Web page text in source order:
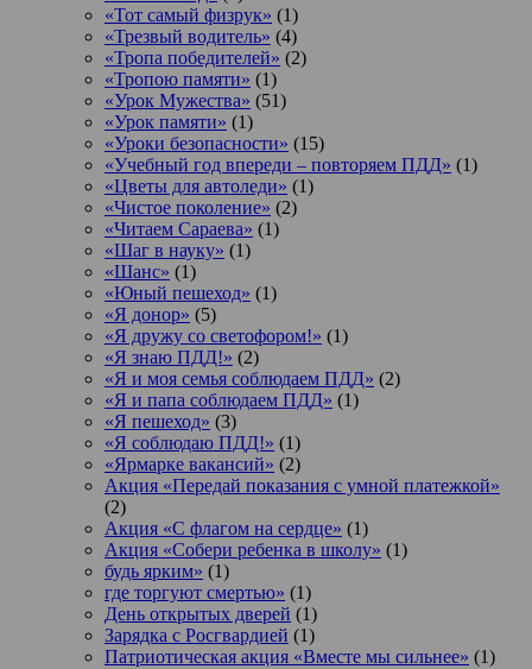
«Тот самый физрук» (1)
«Трезвый водитель» (4)
«Тропа победителей» (2)
«Тропою памяти» (1)
«Урок Мужества» (51)
«Урок памяти» (1)
«Уроки безопасности» (15)
«Учебный год впереди – повторяем ПДД» (1)
«Цветы для автоледи» (1)
«Чистое поколение» (2)
«Читаем Сараева» (1)
«Шаг в науку» (1)
«Шанс» (1)
«Юный пешеход» (1)
«Я донор» (5)
«Я дружу со светофором!» (1)
«Я знаю ПДД!» (2)
«Я и моя семья соблюдаем ПДД» (2)
«Я и папа соблюдаем ПДД» (1)
«Я пешеход» (3)
«Я соблюдаю ПДД!» (1)
«Ярмарке вакансий» (2)
Акция «Передай показания с умной платежкой»
(2)
Акция «С флагом на сердце» (1)
Акция «Собери ребенка в школу» (1)
будь ярким» (1)
где торгуют смертью» (1)
День открытых дверей (1)
Зарядка с Росгвардией (1)
Патриотическая акция «Вместе мы сильнее» (1)